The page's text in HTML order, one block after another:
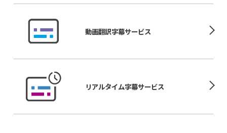
動画翻訳字幕サービス
リアルタイム字幕サービス